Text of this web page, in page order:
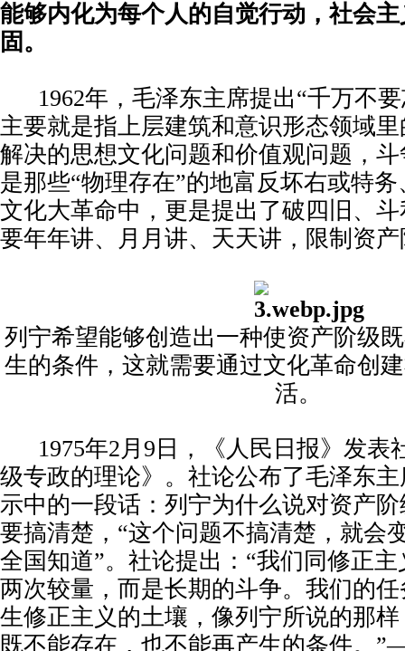
能够内化为每个人的自觉行动，社会
固。
1962年，毛泽东主席提出“千万不
主要就是指上层建筑和意识形态领域
解决的思想文化问题和价值观问题，
是那些“物理存在”的地富反坏右或特
文化大革命中，更是提出了破四旧、
要年年讲、月月讲、天天讲，限制资
列宁希望能够创造出一种使资产阶级
生的条件，这就需要通过文化革命创
活。
1975年2月9日，《人民日报》发表
级专政的理论》。社论公布了毛泽东
示中的一段话：列宁为什么说对资产
要搞清楚，“这个问题不搞清楚，就会
全国知道”。社论提出：“我们同修正
两次较量，而是长期的斗争。我们的
生修正主义的土壤，像列宁所说的那
既不能存在，也不能再产生的条件。